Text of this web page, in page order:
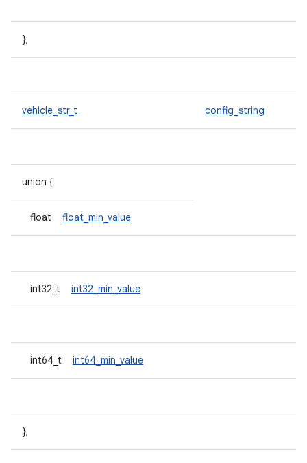
};
vehicle_str_t config_string
union {
float float_min_value
int32_t int32_min_value
int64_t int64_min_value
};